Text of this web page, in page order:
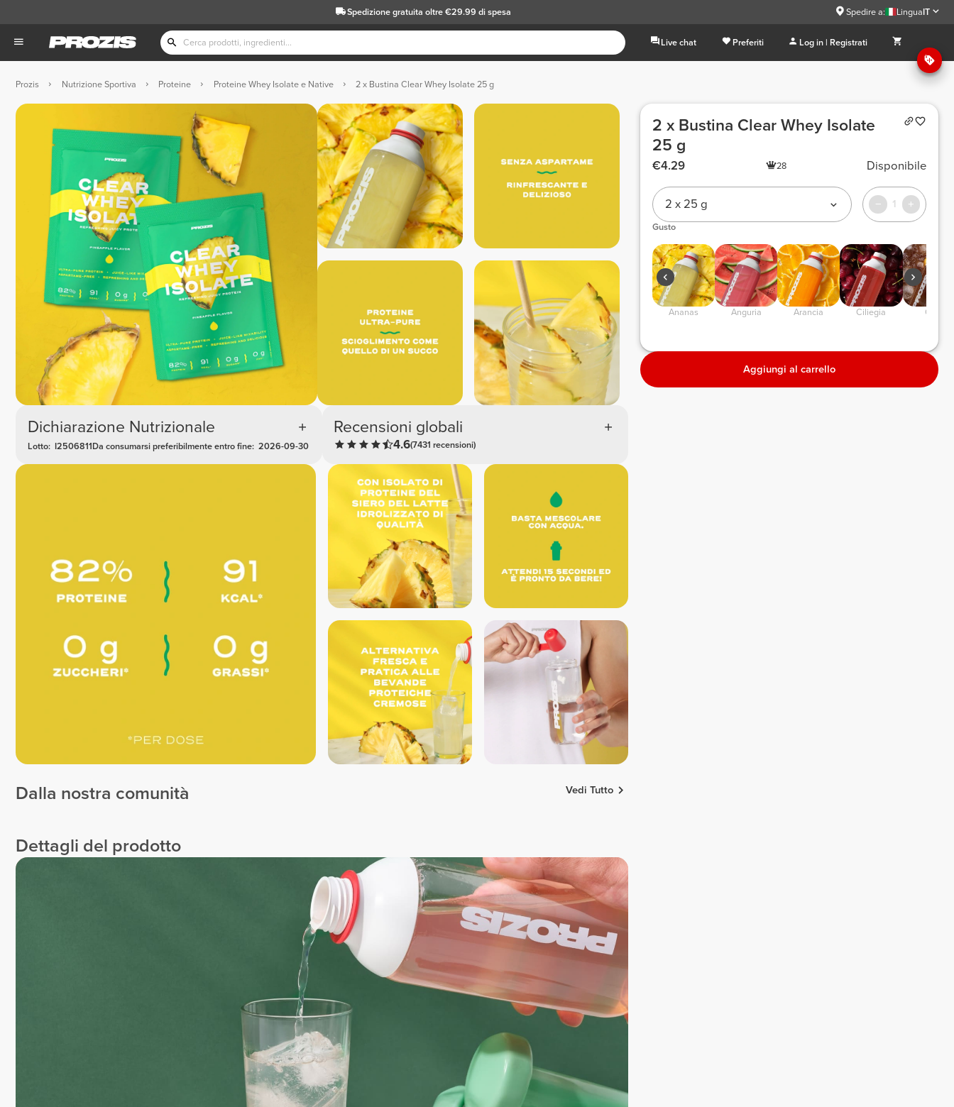
Spedizione gratuita oltre €29.99 di spesa Spedire a: LinguaIT
Live chat Preferiti Log in | Registrati
Prozis Nutrizione Sportiva Proteine Proteine Whey Isolate e Native 2 x Bustina Clear Whey Isolate 25 g
Dichiarazione Nutrizionale
Lotto: I2506811Da consumarsi preferibilmente entro fine: 2026-09-30
Recensioni globali
4.6(7431 recensioni)
Dalla nostra comunità Vedi Tutto
Dettagli del prodotto
2 x Bustina Clear Whey Isolate
25 g
€4.29 28 Disponibile
2 x 25 g 1
Gusto
Ananas Anguria Arancia Ciliegia Cola
Aggiungi al carrello